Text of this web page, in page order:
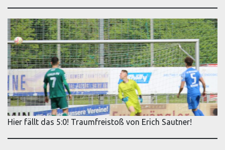
Hier fällt das 5:0! Traumfreistoß von Erich Sautner!